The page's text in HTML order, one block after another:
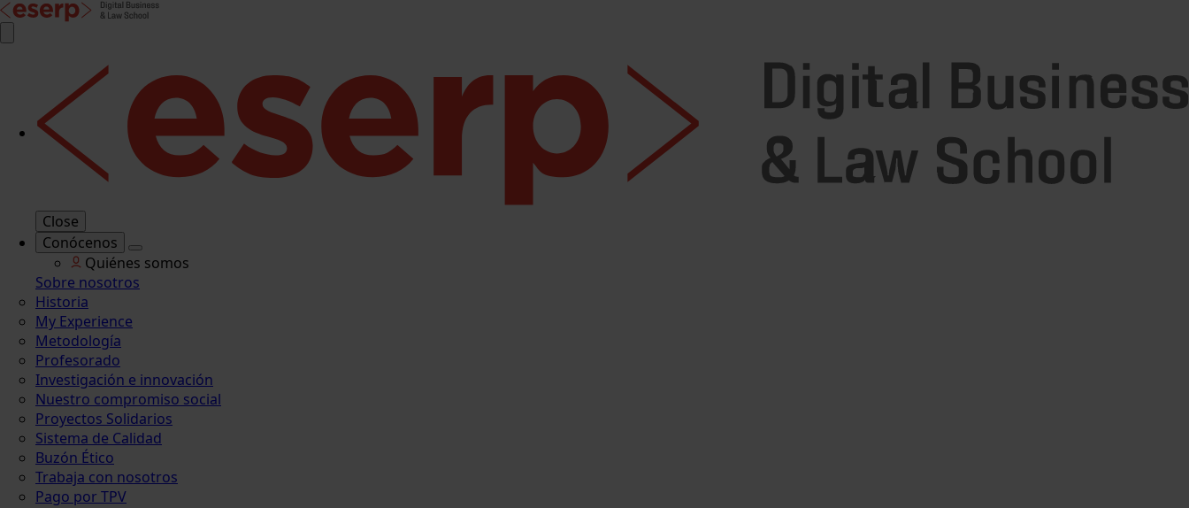
Close
Conócenos
Quiénes somos
Sobre nosotros
Historia
My Experience
Metodología
Profesorado
Investigación e innovación
Nuestro compromiso social
Proyectos Solidarios
Sistema de Calidad
Buzón Ético
Trabaja con nosotros
Pago por TPV